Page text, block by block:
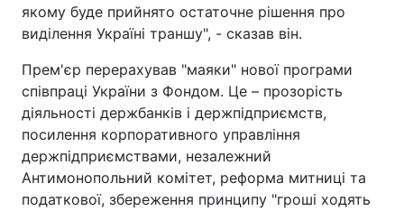
якому буде прийнято остаточне рішення про
виділення Україні траншу", - сказав він.
Прем'єр перерахував "маяки" нової програми
співпраці України з Фондом. Це – прозорість
діяльності держбанків і держпідприємств,
посилення корпоративного управління
держпідприємствами, незалежний
Антимонопольний комітет, реформа митниці та
податкової, збереження принципу "гроші ходять